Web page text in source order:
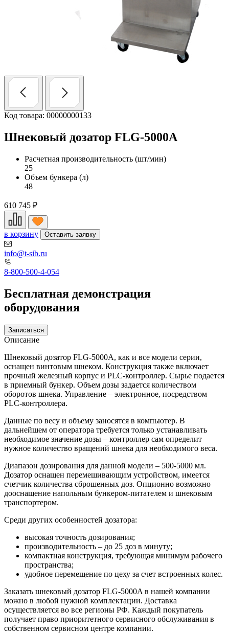
Код товара: 00000000133
Шнековый дозатор FLG-5000A
Расчетная производительность (шт/мин)
25
Объем бункера (л)
48
610 745 ₽
в корзину Оставить заявку
info@t-sib.ru
8-800-500-4-054
Бесплатная демонстрация
оборудования
Записаться
Описание
Шнековый дозатор FLG-5000А, как и все модели серии,
оснащен винтовым шнеком. Конструкция также включает
прочный железный корпус и PLC-контроллер. Сырье подается
в приемный бункер. Объем дозы задается количеством
оборотов шнека. Управление – электронное, посредством
PLC-контроллера.
Данные по весу и объему заносятся в компьютер. В
дальнейшем от оператора требуется только устанавливать
необходимое значение дозы – контроллер сам определит
нужное количество вращений шнека для необходимого веса.
Диапазон дозирования для данной модели – 500-5000 мл.
Дозатор оснащен перемешивающим устройством, имеется
счетчик количества сброшенных доз. Опционно возможно
дооснащение напольным бункером-питателем и шнековым
транспортером.
Среди других особенностей дозатора:
высокая точность дозирования;
производительность – до 25 доз в минуту;
компактная конструкция, требующая минимум рабочего
пространства;
удобное перемещение по цеху за счет встроенных колес.
Заказать шнековый дозатор FLG-5000A в нашей компании
можно в любой нужной комплектации. Доставка
осуществляется во все регионы РФ. Каждый покупатель
получает право приоритетного сервисного обслуживания в
собственном сервисном центре компании.